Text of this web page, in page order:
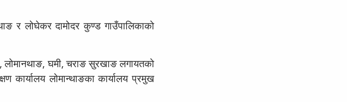
र लोघेकर दामोदर कुण्ड गाउँपालिकाको
लोमानथाङ, घमी, चराङ सुरखाङ लगायतको
कार्यालय लोमान्थाङका कार्यालय प्रमुख